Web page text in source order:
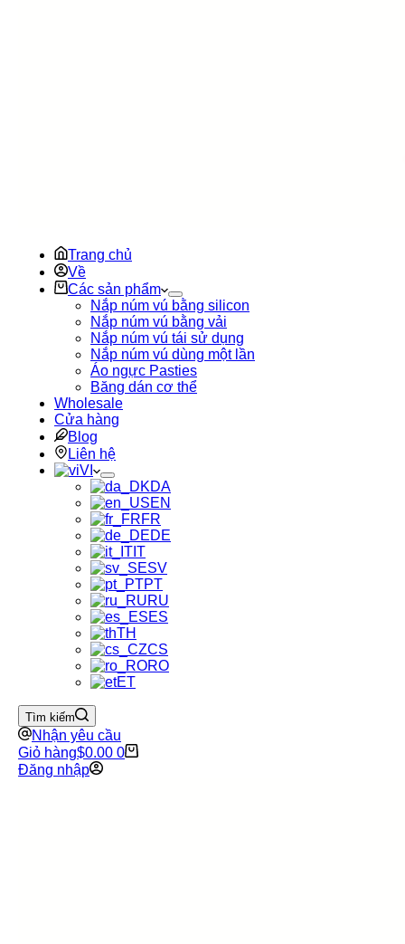
Trang chủ
Về
Các sản phẩm
Nắp núm vú bằng silicon
Nắp núm vú bằng vải
Nắp núm vú tái sử dụng
Nắp núm vú dùng một lần
Áo ngực Pasties
Băng dán cơ thể
Wholesale
Cửa hàng
Blog
Liên hệ
VI
DA
EN
FR
DE
IT
SV
PT
RU
ES
TH
CS
RO
ET
Tìm kiếm
Nhận yêu cầu
Giỏ hàng$0.00 0
Đăng nhập